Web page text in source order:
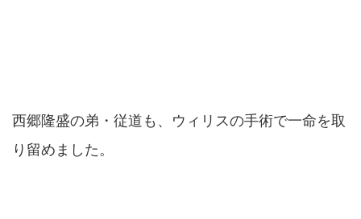
西郷隆盛の弟・従道も、ウィリスの手術で一命を取
り留めました。